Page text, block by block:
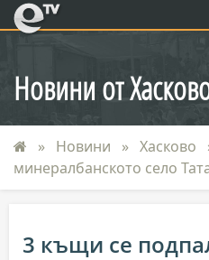
eTV
Новини от
Новини Хасково
минералбанското село
3 къщи се